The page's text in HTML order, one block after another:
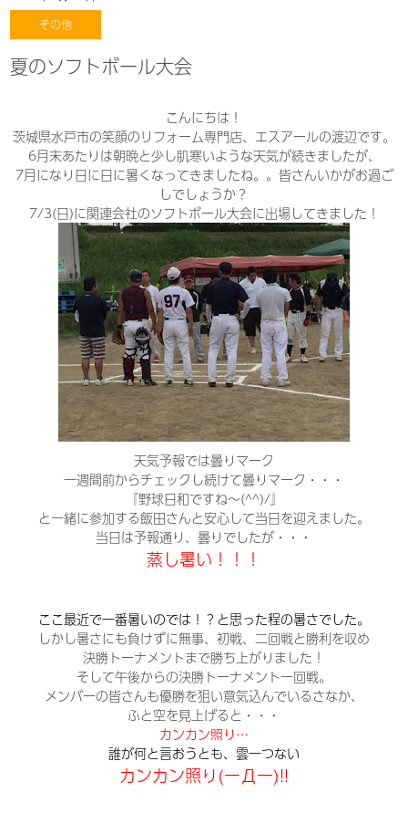
その他
夏のソフトボール大会
こんにちは！
茨城県水戸市の笑顔のリフォーム専門店、エスアールの渡辺です。
6月末あたりは朝晩と少し肌寒いような天気が続きましたが、
7月になり日に日に暑くなってきましたね。。皆さんいかがお過ご
しでしょうか？
7/3(日)に関連会社のソフトボール大会に出場してきました！
天気予報では曇りマーク
一週間前からチェックし続けて曇りマーク・・・
『野球日和ですね～(^^)/』
と一緒に参加する飯田さんと安心して当日を迎えました。
当日は予報通り、曇りでしたが・・・
蒸し暑い！！！
ここ最近で一番暑いのでは！？と思った程の暑さでした。
しかし暑さにも負けずに無事、初戦、二回戦と勝利を収め
決勝トーナメントまで勝ち上がりました！
そして午後からの決勝トーナメント一回戦。
メンバーの皆さんも優勝を狙い意気込んでいるさなか、
ふと空を見上げると・・・
カンカン照り…
誰が何と言おうとも、雲一つない
カンカン照り(ーДー)!!